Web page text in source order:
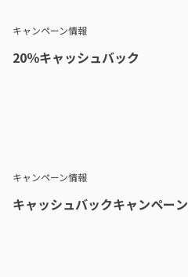
キャンペーン情報
20％キャッシュバック
キャンペーン情報
キャッシュバックキャンペーン